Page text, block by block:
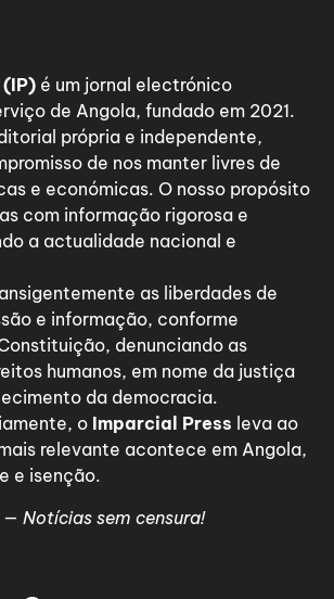
é um jornal electrónico
de Angola, fundado em 2021.
própria e independente,
de nos manter livres de
e económicas. O nosso propósito
com informação rigorosa e
a actualidade nacional e
as liberdades de
e informação, conforme
denunciando as
humanos, em nome da justiça
da democracia.
o Imparcial Press leva ao
relevante acontece em Angola,
e isenção.
— Notícias sem censura!